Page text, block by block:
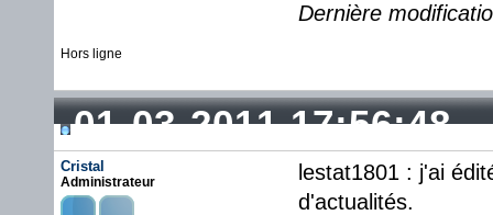
Dernière
Hors ligne
01-03-2011 17:56:48
Cristal
Administrateur
lestat1801 : j'ai
d'actualités.